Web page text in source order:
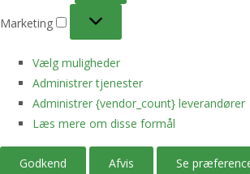
Marketing
Vælg muligheder
Administrer tjenester
Administrer {vendor_count} leverandører
Læs mere om disse formål
Godkend Afvis Se